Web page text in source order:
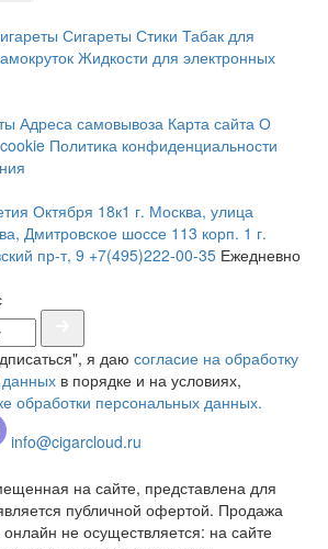
Сигареты Стики Табак для
Жидкости для электронных
Адреса самовывоза Карта сайта О
Политика конфиденциальности
Октября 18к1 г. Москва, улица
Дмитровское шоссе 113 корп. 1 г.
пр-т, 9 +7(495)222-00-35 Ежедневно
я даю согласие на обработку
в порядке и на условиях,
обработки персональных данных.
info@cigarcloud.ru
на сайте, представлена для
публичной офертой. Продажа
не осуществляется: на сайте